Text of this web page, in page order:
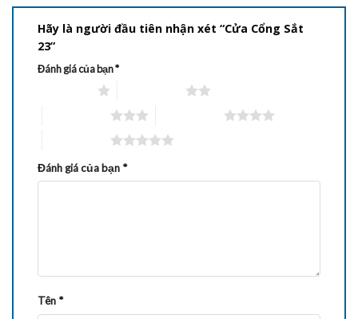
Hãy là người đầu tiên nhận xét “Cửa Cổng Sắt
23”
Đánh giá của bạn*
Đánh giá của bạn *
Tên *